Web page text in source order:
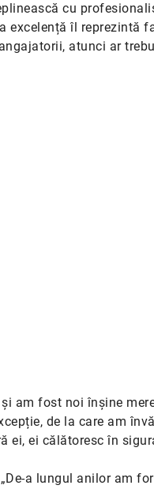
cu
excelență îl reprezintă
atunci ar
am fost noi înșine
de la care am
ei, ei călătoresc în
a lungul anilor am